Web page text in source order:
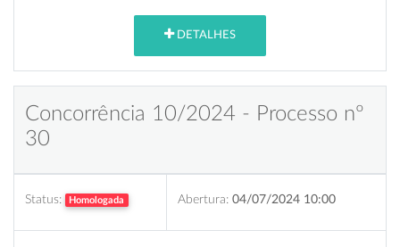
DETALHES
Concorrência 10/2024 - Processo nº
30
Status: Homologada Abertura: 04/07/2024 10:00